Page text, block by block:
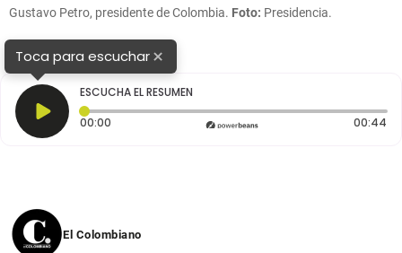
Gustavo Petro, presidente de Colombia. Foto: Presidencia.
Toca para escuchar×
ESCUCHA EL RESUMEN
00:00 Tiempo transcurrido: 0 segundos 00:44
El Colombiano